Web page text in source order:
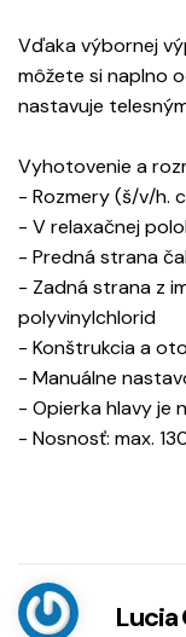
Vďaka výbornej
môžete si naplno
nastavuje
Vyhotovenie a
- Rozmery (š/v/h.
- V relaxačnej
- Predná strana
- Zadná strana z
polyvinylchlorid
- Konštrukcia a
- Manuálne
- Opierka hlavy je
- Nosnosť: max.
Lucia